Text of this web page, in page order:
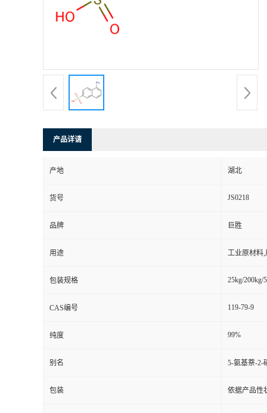
产品详请
产地 湖北
货号 JS0218
品牌 巨胜
用途 工业原材料
包装规格 25kg/200kg/
CAS编号 119-79-9
纯度 99%
别名 5-氨基萘-2-
包装 依据产品性